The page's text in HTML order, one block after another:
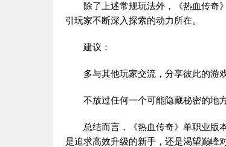
除了上述常规玩法外，《热血传奇》
引玩家不断深入探索的动力所在。
建议：
多与其他玩家交流，分享彼此的游戏
不放过任何一个可能隐藏秘密的地方
总结而言，《热血传奇》单职业版本
是追求高效升级的新手，还是渴望巅峰